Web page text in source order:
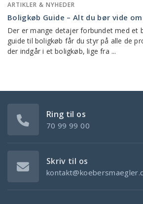
ARTIKLER & NYHEDER
Boligkøb Guide – Alt du bør vide
Der er mange detajer forbundet med et
guide til boligkøb får du styr på alle de
der indgår i et boligkøb, lige fra ...
Ring til os
70 99 99 00
Skriv til os